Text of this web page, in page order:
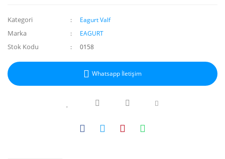
Kategori Eagurt Valf
Marka EAGURT
Stok Kodu 0158
Whatsapp İletişim